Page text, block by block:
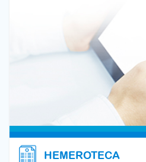
Prostodoncia. Desarrollo en
equipo multidisciplinar.
ftorreslear@dentistasaragon.es
Buscamos compañeros/as con
Prostodoncia; experiencia
sobre implantes y prótesis fija.
Interesados mandar correo a
y Tfno. 976402482
Clínica dental privada precisa
Interesados enviar curriculum a:
HEMEROTECA